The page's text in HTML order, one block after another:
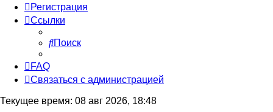
Регистрация
Ссылки
Поиск
FAQ
Связаться с администрацией
Текущее время: 08 авг 2026, 18:48